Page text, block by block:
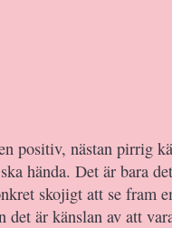
positiv, nästan pirrig
hända. Det är bara
skojigt att se fram
är känslan av att